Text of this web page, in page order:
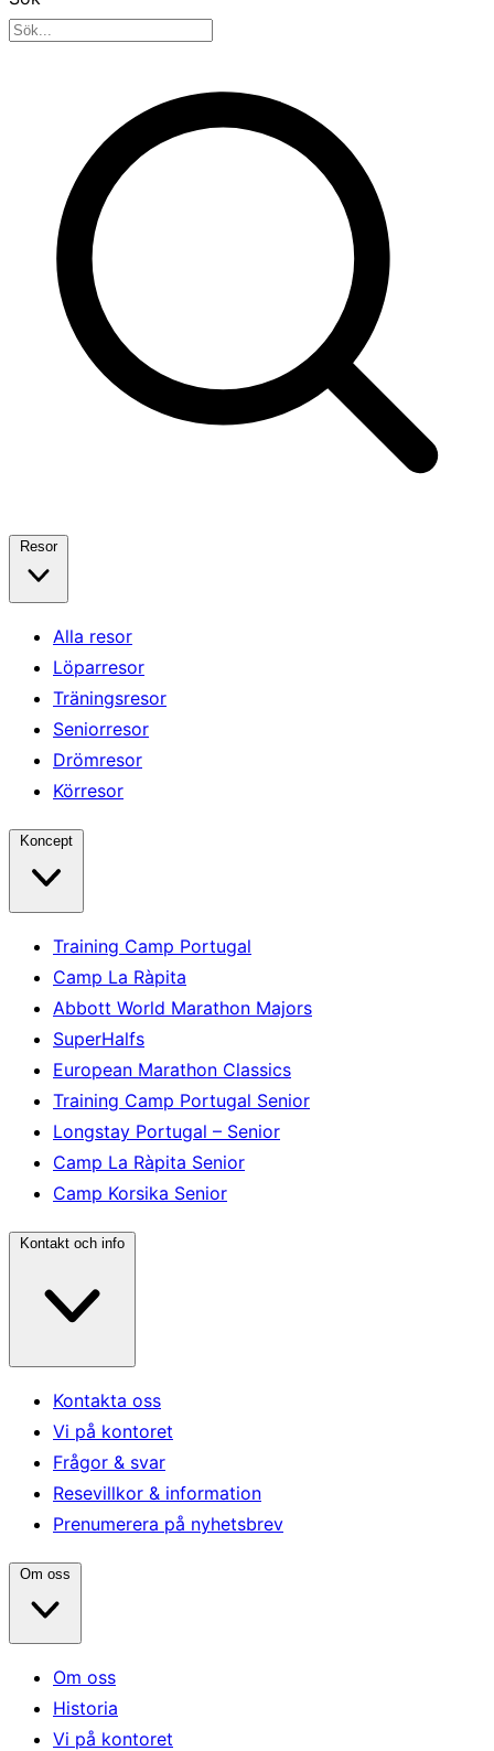
Resor
Alla resor
Löparresor
Träningsresor
Seniorresor
Drömresor
Körresor
Koncept
Training Camp Portugal
Camp La Ràpita
Abbott World Marathon Majors
SuperHalfs
European Marathon Classics
Training Camp Portugal Senior
Longstay Portugal – Senior
Camp La Ràpita Senior
Camp Korsika Senior
Kontakt och info
Kontakta oss
Vi på kontoret
Frågor & svar
Resevillkor & information
Prenumerera på nyhetsbrev
Om oss
Om oss
Historia
Vi på kontoret